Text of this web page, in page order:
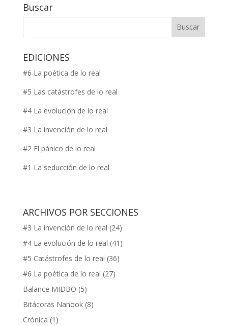
Buscar
EDICIONES
#6 La poética de lo real
#5 Las catástrofes de lo real
#4 La evolución de lo real
#3 La invención de lo real
#2 El pánico de lo real
#1 La seducción de lo real
ARCHIVOS POR SECCIONES
#3 La invención de lo real (24)
#4 La evolución de lo real (41)
#5 Catástrofes de lo real (36)
#6 La poética de lo real (27)
Balance MIDBO (5)
Bitácoras Nanook(8)
Crónica (1)